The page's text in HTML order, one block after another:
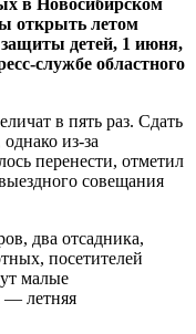
открыть летом
детей, 1 июня,
службе областного
в пять раз. Сдать
из-за
перенести, отметил
совещания
два отсадника,
посетителей
малые
— летняя